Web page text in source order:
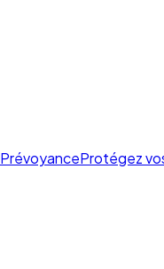
PrévoyanceProtégez